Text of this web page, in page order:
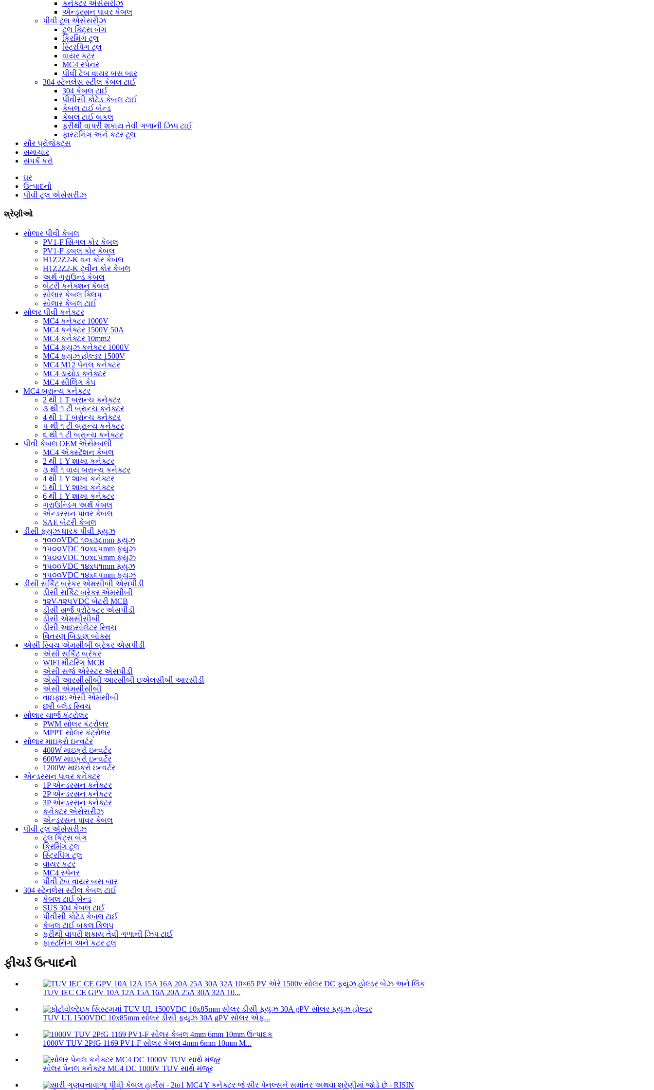
કનેક્ટર એસેસરીઝ
એન્ડરસન પાવર કેબલ
પીવી ટૂલ એસેસરીઝ
ટૂલ કિટ્સ બેગ
ક્રિમિંગ ટૂલ
સ્ટ્રિપિંગ ટૂલ
વાયર કટર
MC4 સ્પેનર
પીવી ટેબ વાયર બસ બાર
304 સ્ટેનલેસ સ્ટીલ કેબલ ટાઈ
304 કેબલ ટાઈ
પીવીસી કોટેડ કેબલ ટાઈ
કેબલ ટાઈ બેન્ડ
કેબલ ટાઈ બકલ
ફરીથી વાપરી શકાય તેવી ગળાની ઝિપ ટાઈ
ફાસ્ટનિંગ અને કટર ટૂલ
સૌર પ્રોજેક્ટ્સ
સમાચાર
સંપર્ક કરો
ઘર
ઉત્પાદનો
પીવી ટૂલ એસેસરીઝ
શ્રેણીઓ
સોલાર પીવી કેબલ
PV1-F સિંગલ કોર કેબલ
PV1-F ડબલ ​​કોર કેબલ
H1Z2Z2-K વન કોર કેબલ
H1Z2Z2-K ટ્વીન કોર કેબલ
અર્થ ગ્રાઉન્ડ કેબલ
બેટરી કનેક્શન કેબલ
સોલાર કેબલ ક્લિપ
સોલાર કેબલ ટાઈ
સોલર પીવી કનેક્ટર
MC4 કનેક્ટર 1000V
MC4 કનેક્ટર 1500V 50A
MC4 કનેક્ટર 10mm2
MC4 ફ્યુઝ કનેક્ટર 1000V
MC4 ફ્યુઝ હોલ્ડર 1500V
MC4 M12 પેનલ કનેક્ટર
MC4 ડાયોડ કનેક્ટર
MC4 સીલિંગ કેપ
MC4 બ્રાન્ચ કનેક્ટર
2 થી 1 T બ્રાન્ચ કનેક્ટર
૩ થી ૧ ટી બ્રાન્ચ કનેક્ટર
4 થી 1 T બ્રાન્ચ કનેક્ટર
૫ થી ૧ ટી બ્રાન્ચ કનેક્ટર
૬ થી ૧ ટી બ્રાન્ચ કનેક્ટર
પીવી કેબલ OEM એસેમ્બલી
MC4 એક્સ્ટેંશન કેબલ
2 થી 1 Y શાખા કનેક્ટર
૩ થી ૧ વાય બ્રાન્ચ કનેક્ટર
4 થી 1 Y શાખા કનેક્ટર
5 થી 1 Y શાખા કનેક્ટર
6 થી 1 Y શાખા કનેક્ટર
ગ્રાઉન્ડિંગ અર્થ કેબલ
એન્ડરસન પાવર કેબલ
SAE બેટરી કેબલ
ડીસી ફ્યુઝ ધારક પીવી ફ્યુઝ
૧૦૦૦VDC ૧૦x૩૮mm ફ્યુઝ
૧૫૦૦VDC ૧૦x૬૫mm ફ્યુઝ
૧૫૦૦VDC ૧૦x૮૫mm ફ્યુઝ
૧૫૦૦VDC ૧૪x૫૧mm ફ્યુઝ
૧૫૦૦VDC ૧૪x૬૫mm ફ્યુઝ
ડીસી સર્કિટ બ્રેકર એમસીબી એસપીડી
ડીસી સર્કિટ બ્રેકર એમસીબી
૧૨V-૧૨૫VDC બેટરી MCB
ડીસી સર્જ પ્રોટેક્ટર એસપીડી
ડીસી એમસીસીબી
ડીસી આઇસોલેટર સ્વિચ
વિતરણ બિડાણ બોક્સ
એસી સ્વિચ એમસીબી બ્રેકર એસપીડી
એસી સર્કિટ બ્રેકર
WIFI મીટરિંગ MCB
એસી સર્જ એરેસ્ટર એસપીડી
એસી આરસીસીબી આરસીબી ઇએલસીબી આરસીડી
એસી એમસીસીબી
વાઇફાઇ એસી એમસીબી
છરી બ્લેડ સ્વિચ
સોલાર ચાર્જ કંટ્રોલર
PWM સોલર કંટ્રોલર
MPPT સોલર કંટ્રોલર
સોલાર માઇક્રો ઇન્વર્ટર
400W માઇક્રો ઇન્વર્ટર
600W માઇક્રો ઇન્વર્ટર
1200W માઇક્રો ઇન્વર્ટર
એન્ડરસન પાવર કનેક્ટર
1P એન્ડરસન કનેક્ટર
2P એન્ડરસન કનેક્ટર
3P એન્ડરસન કનેક્ટર
કનેક્ટર એસેસરીઝ
એન્ડરસન પાવર કેબલ
પીવી ટૂલ એસેસરીઝ
ટૂલ કિટ્સ બેગ
ક્રિમિંગ ટૂલ
સ્ટ્રિપિંગ ટૂલ
વાયર કટર
MC4 સ્પેનર
પીવી ટેબ વાયર બસ બાર
304 સ્ટેનલેસ સ્ટીલ કેબલ ટાઈ
કેબલ ટાઈ બેન્ડ
SUS 304 કેબલ ટાઈ
પીવીસી કોટેડ કેબલ ટાઈ
કેબલ ટાઈ બકલ ક્લિપ
ફરીથી વાપરી શકાય તેવી ગળાની ઝિપ ટાઈ
ફાસ્ટનિંગ અને કટર ટૂલ
ફીચર્ડ ઉત્પાદનો
TUV IEC CE GPV 10A 12A 15A 16A 20A 25A 30A 32A 10...
TUV UL 1500VDC 10x85mm સોલર ડીસી ફ્યુઝ 30A gPV સોલર એફ...
1000V TUV 2PfG 1169 PV1-F સોલર કેબલ 4mm 6mm 10mm M...
સોલર પેનલ કનેક્ટર MC4 DC 1000V TUV સાથે મંજૂર